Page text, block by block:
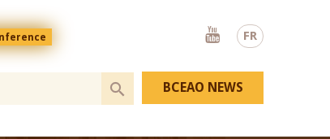
FR
Youtube
BCEAO NEWS